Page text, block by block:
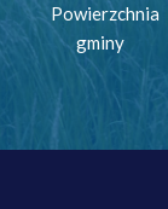
Powierzchnia
gminy